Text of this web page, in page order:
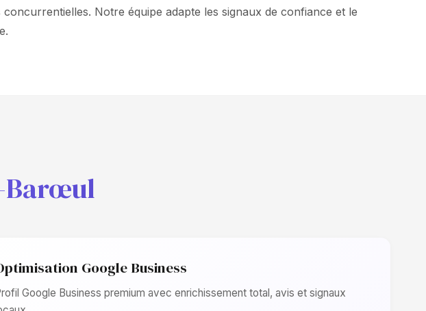
Notre équipe adapte les signaux de confiance et le
Barœul
Google Business
Google Business premium avec enrichissement total, avis et signaux